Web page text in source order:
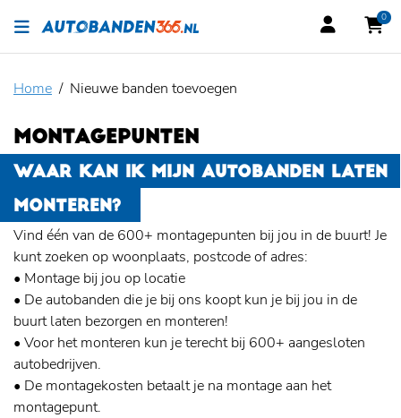
0
Home Nieuwe banden toevoegen
MONTAGEPUNTEN
WAAR KAN IK MIJN AUTOBANDEN LATEN
MONTEREN?
Vind één van de 600+ montagepunten bij jou in de buurt! Je
kunt zoeken op woonplaats, postcode of adres:
• Montage bij jou op locatie
• De autobanden die je bij ons koopt kun je bij jou in de
buurt laten bezorgen en monteren!
• Voor het monteren kun je terecht bij 600+ aangesloten
autobedrijven.
• De montagekosten betaalt je na montage aan het
montagepunt.